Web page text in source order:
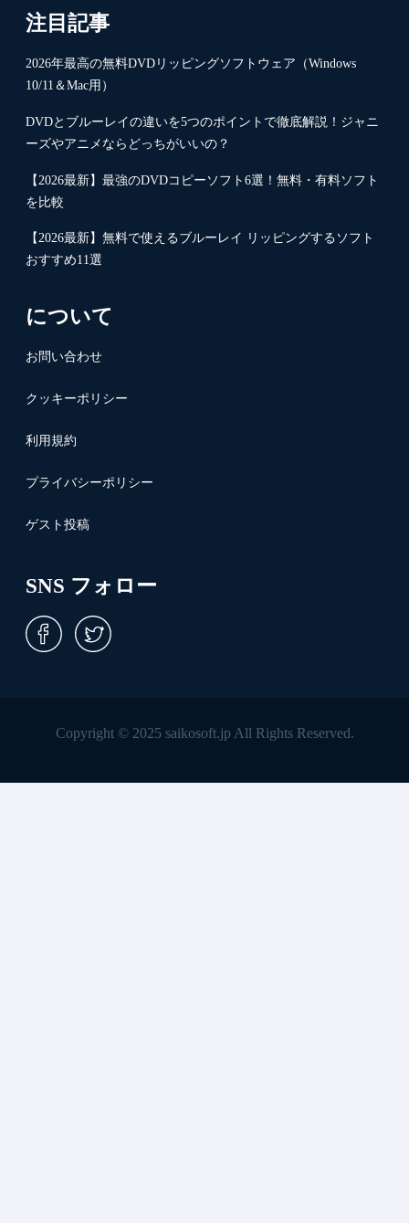
注目記事
2026年最高の無料DVDリッピングソフトウェア（Windows
10/11＆Mac用）
DVDとブルーレイの違いを5つのポイントで徹底解説！ジャニ
ーズやアニメならどっちがいいの？
【2026最新】最強のDVDコピーソフト6選！無料・有料ソフト
を比較
【2026最新】無料で使えるブルーレイ リッピングするソフト
おすすめ11選
について
お問い合わせ
クッキーポリシー
利用規約
プライバシーポリシー
ゲスト投稿
SNS フォロー
Copyright © 2025 saikosoft.jp All Rights Reserved.